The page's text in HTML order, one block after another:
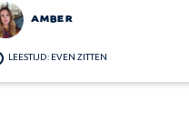
AMBER
LEESTIJD: EVEN ZITTEN